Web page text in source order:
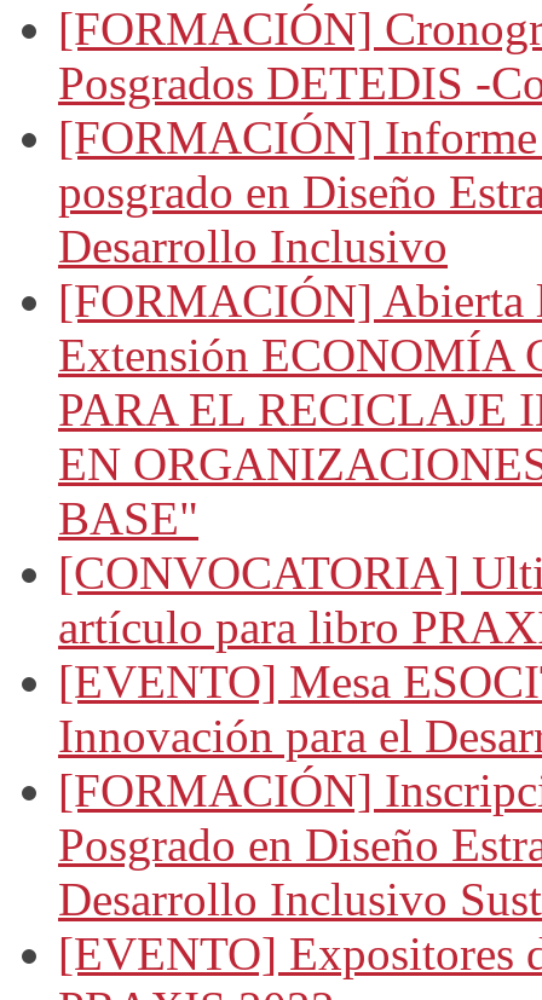
[FORMACIÓN]
Posgrados DETEDIS -
[FORMACIÓN] Informe
posgrado en Diseño
Desarrollo Inclusivo
[FORMACIÓN] Abierta
Extensión ECONOMÍA
PARA EL RECICLAJE
EN
BASE"
[CONVOCATORIA]
artículo para libro
[EVENTO] Mesa
Innovación para el
[FORMACIÓN]
Posgrado en Diseño
Desarrollo Inclusivo
[EVENTO] Expositores